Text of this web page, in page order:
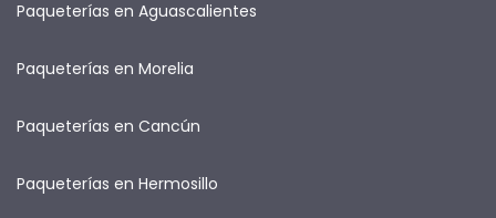
Paqueterías en Aguascalientes
Paqueterías en Morelia
Paqueterías en Cancún
Paqueterías en Hermosillo